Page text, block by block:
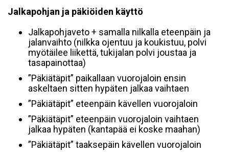
Jalkapohjan ja päkiöiden käyttö
Jalkapohjaveto + samalla nilkalla eteenpäin ja
jalanvaihto (nilkka ojentuu ja koukistuu, polvi
myötäilee liikettä, tukijalan polvi joustaa ja
tasapainottaa)
”Päkiätäpit” paikallaan vuorojaloin ensin
askeltaen sitten hypäten jalkaa vaihtaen
”Päkiätäpit” eteenpäin kävellen vuorojaloin
”Päkiätäpit” eteenpäin vuorojaloin vaihtaen
jalkaa hypäten (kantapää ei koske maahan)
”Päkiätäpit” taaksepäin kävellen vuorojaloin